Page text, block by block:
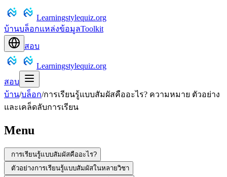
Learningstylequiz.org
บ้านบล็อกแหล่งข้อมูลToolkit
สอบ
Learningstylequiz.org
สอบ
บ้าน/บล็อก/การเรียนรู้แบบสัมผัสคืออะไร? ความหมาย ตัวอย่าง
และเคล็ดลับการเรียน
Menu
การเรียนรู้แบบสัมผัสคืออะไร?
ตัวอย่างการเรียนรู้แบบสัมผัสในหลายวิชา